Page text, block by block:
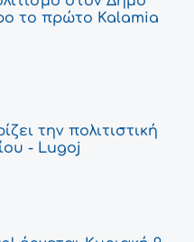
το πρώτο Kalamia
την πολιτιστική
- Lugoj